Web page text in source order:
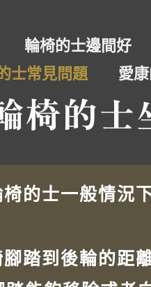
輪椅的士邊間好
士常見問題
愛
椅的士
的士一般情況
踏到後輪的距